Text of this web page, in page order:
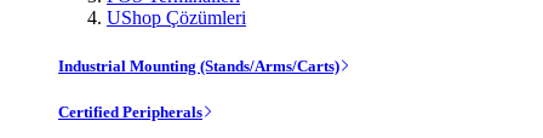
UShop Çözümleri
Industrial Mounting (Stands/Arms/Carts)
Certified Peripherals